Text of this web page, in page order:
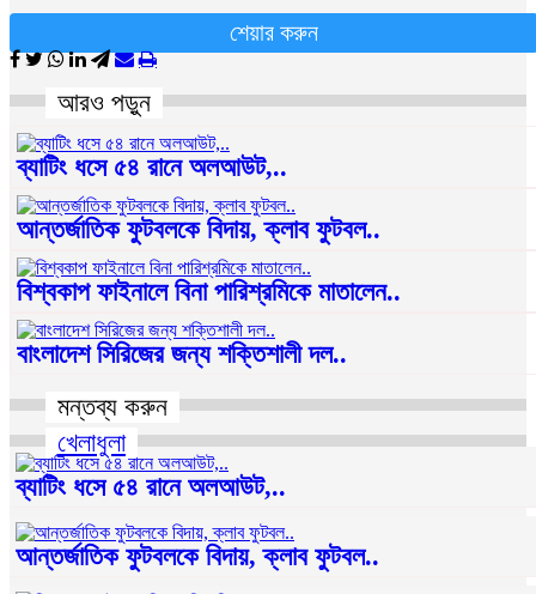
শেয়ার করুন
আরও পড়ুন
ব্যাটিং ধসে ৫৪ রানে অলআউট,..
আন্তর্জাতিক ফুটবলকে বিদায়, ক্লাব ফুটবল..
বিশ্বকাপ ফাইনালে বিনা পারিশ্রমিকে মাতালেন..
বাংলাদেশ সিরিজের জন্য শক্তিশালী দল..
মন্তব্য করুন
খেলাধুলা
ব্যাটিং ধসে ৫৪ রানে অলআউট,..
আন্তর্জাতিক ফুটবলকে বিদায়, ক্লাব ফুটবল..